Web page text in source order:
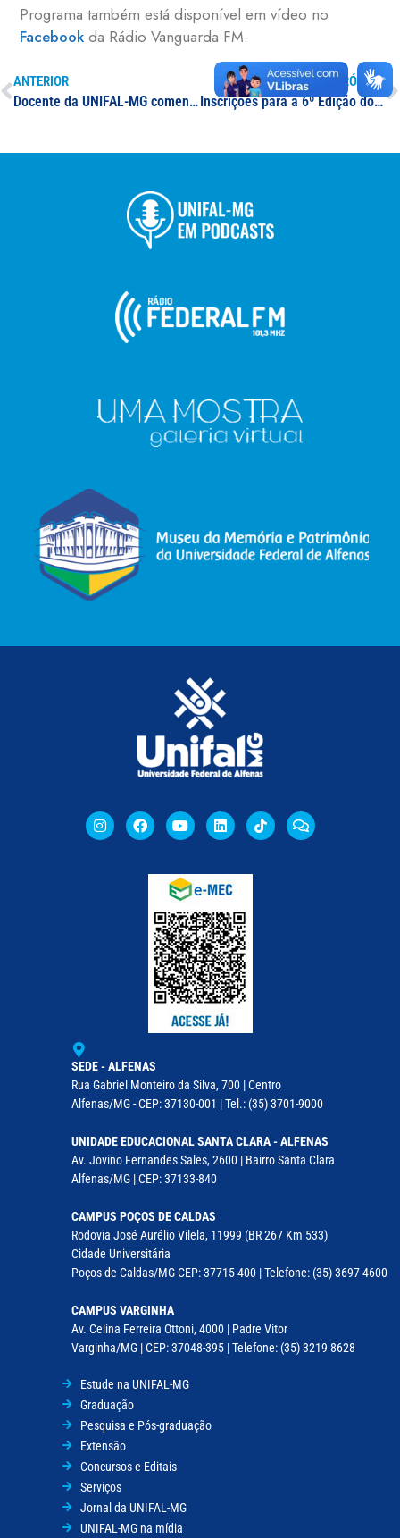
Programa também está disponível em vídeo no
Facebook da Rádio Vanguarda FM.
ANTERIOR
Docente da UNIFAL-MG comenta o aumento da taxa de desemprego no sul de Minas Gerais
PRÓXIMO
Inscrições para a 6º Edição do curso de Pré-Incubação da NidusTec
SEDE - ALFENAS
Rua Gabriel Monteiro da Silva, 700 | Centro
Alfenas/MG - CEP: 37130-001 | Tel.: (35) 3701-9000
UNIDADE EDUCACIONAL SANTA CLARA - ALFENAS
Av. Jovino Fernandes Sales, 2600 | Bairro Santa Clara
Alfenas/MG | CEP: 37133-840
CAMPUS POÇOS DE CALDAS
Rodovia José Aurélio Vilela, 11999 (BR 267 Km 533)
Cidade Universitária
Poços de Caldas/MG CEP: 37715-400 | Telefone: (35) 3697-4600
CAMPUS VARGINHA
Av. Celina Ferreira Ottoni, 4000 | Padre Vitor
Varginha/MG | CEP: 37048-395 | Telefone: (35) 3219 8628
Estude na UNIFAL-MG
Graduação
Pesquisa e Pós-graduação
Extensão
Concursos e Editais
Serviços
Jornal da UNIFAL-MG
UNIFAL-MG na mídia